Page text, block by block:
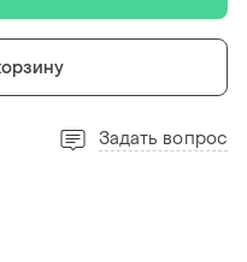
Задать вопрос